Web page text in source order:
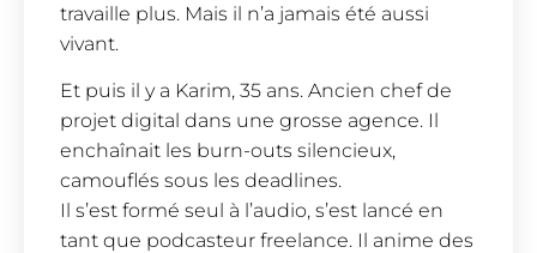
travaille plus. Mais il n’a jamais été aussi
vivant.
Et puis il y a Karim, 35 ans. Ancien chef de
projet digital dans une grosse agence. Il
enchaînait les burn-outs silencieux,
camouflés sous les deadlines.
Il s’est formé seul à l’audio, s’est lancé en
tant que podcasteur freelance. Il anime des